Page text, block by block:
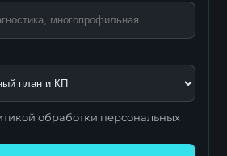
обработки персональных